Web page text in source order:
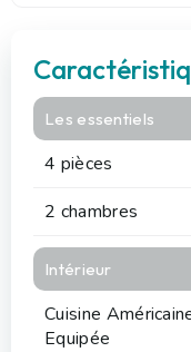
Les essentiels
4 pièces
2 chambres
Intérieur
Cuisine
Equipée